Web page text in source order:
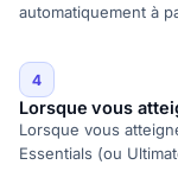
automatiquement à
4
Lorsque vous
Lorsque vous
Essentials (ou